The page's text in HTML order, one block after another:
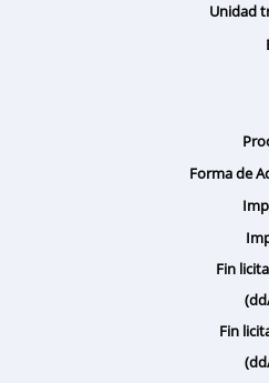
Unidad
Forma de
Fin
Fin